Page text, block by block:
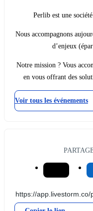
Perlib est une
Nous accompagnons
d’enjeux
Notre mission ? Vous
en vous offrant des
Voir tous les événements